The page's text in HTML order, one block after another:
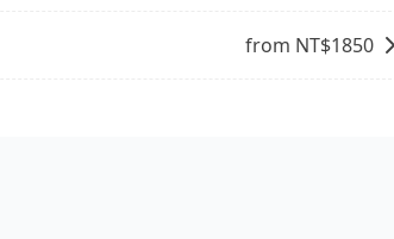
from NT$1850